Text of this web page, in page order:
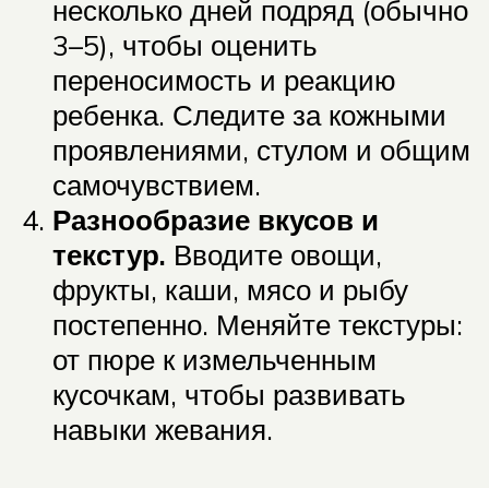
несколько дней подряд (обычно
3–5), чтобы оценить
переносимость и реакцию
ребенка. Следите за кожными
проявлениями, стулом и общим
самочувствием.
Разнообразие вкусов и
текстур. Вводите овощи,
фрукты, каши, мясо и рыбу
постепенно. Меняйте текстуры:
от пюре к измельченным
кусочкам, чтобы развивать
навыки жевания.